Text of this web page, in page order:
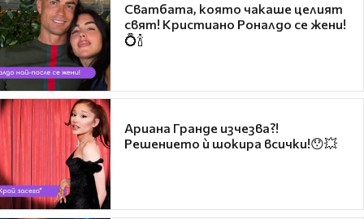
Сватбата, която чакаше целият
свят! Кристиано Роналдо се жени!
💍🍾
Ариана Гранде изчезва?!
Решението ѝ шокира всички!😯💥